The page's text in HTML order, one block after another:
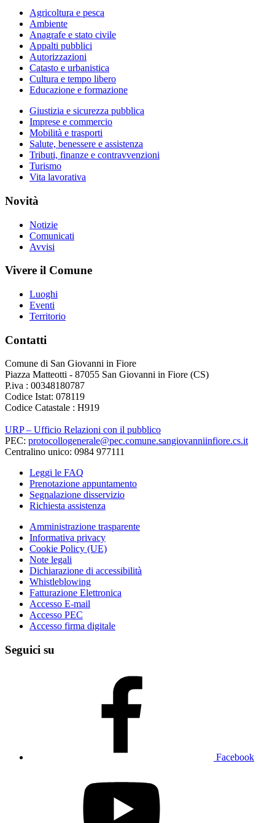
Agricoltura e pesca
Ambiente
Anagrafe e stato civile
Appalti pubblici
Autorizzazioni
Catasto e urbanistica
Cultura e tempo libero
Educazione e formazione
Giustizia e sicurezza pubblica
Imprese e commercio
Mobilità e trasporti
Salute, benessere e assistenza
Tributi, finanze e contravvenzioni
Turismo
Vita lavorativa
Novità
Notizie
Comunicati
Avvisi
Vivere il Comune
Luoghi
Eventi
Territorio
Contatti
Comune di San Giovanni in Fiore
Piazza Matteotti - 87055 San Giovanni in Fiore (CS)
P.iva : 00348180787
Codice Istat: 078119
Codice Catastale : H919
URP – Ufficio Relazioni con il pubblico
PEC: protocollogenerale@pec.comune.sangiovanniinfiore.cs.it
Centralino unico: 0984 977111
Leggi le FAQ
Prenotazione appuntamento
Segnalazione disservizio
Richiesta assistenza
Amministrazione trasparente
Informativa privacy
Cookie Policy (UE)
Note legali
Dichiarazione di accessibilità
Whistleblowing
Fatturazione Elettronica
Accesso E-mail
Accesso PEC
Accesso firma digitale
Seguici su
Facebook